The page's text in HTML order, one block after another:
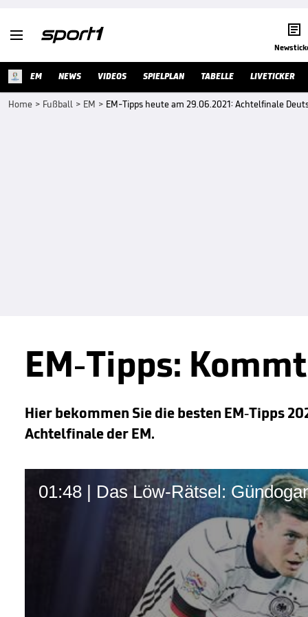
 
EM NEWS VIDEOS SPIELPLAN TABELLE LIVETICKER
Home > Fußball > EM > EM-Tipps heute am 29.06.2021: Achtelfinale
EM-Tipps:
Hier bekommen Sie die besten EM-Tipps
Achtelfinale der EM.
01:48 | Das Löw-Rätsel: